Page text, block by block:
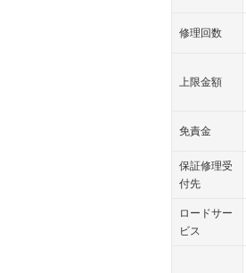
修理回数
上限金額
免責金
保証修理受
付先
ロードサー
ビス